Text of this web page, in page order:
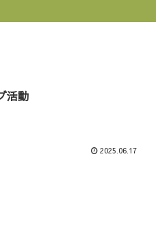
活動
2025.06.17